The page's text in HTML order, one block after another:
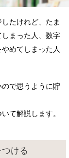
たけれど、たま
まった人、数字
めてしまった人
で思うように貯
て解説します。
ける